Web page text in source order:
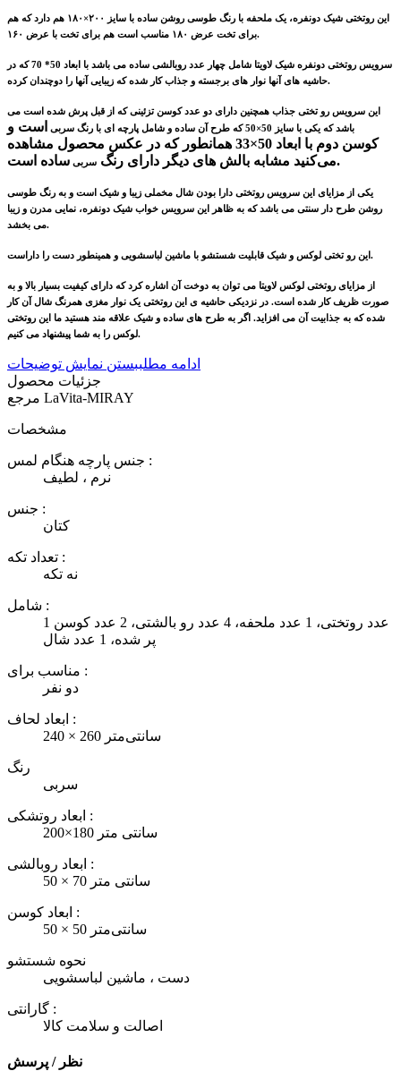
این روتختی شیک دونفره، یک ملحفه با رنگ طوسی روشن
ساده با سایز ۲۰۰×۱۸۰ هم دارد که هم
برای تخت عرض ۱۸۰ مناسب است هم برای تخت با عرض ۱۶۰.
سرویس روتختی دونفره شیک لاویتا شامل چهار عدد روبالشی ساده می باشد با ابعاد 50* 70 که در
حاشیه های آنها نوار های برجسته و جذاب کار شده که زیبایی آنها را دوچندان کرده.
این سرویس رو تختی جذاب همچنین دارای دو عدد کوسن تزئینی که از قبل پرش شده است می
باشد که یکی با سایز 50×50 که طرح آن ساده و شامل پارچه ای با رنگ
سربی است و
کوسن دوم با ابعاد 50×33 همانطور که در عکس محصول مشاهده
می‌کنید مشابه بالش های دیگر دارای رنگ سربی ساده است.
یکی از مزایای این سرویس روتختی دارا بودن شال مخملی زیبا و شیک است و به رنگ طوسی
روشن طرح دار سنتی می باشد که به ظاهر این سرویس خواب شیک دونفره، نمایی مدرن و زیبا
می بخشد.
این رو تختی لوکس و شیک قابلیت شستشو با ماشین لباسشویی و همینطور دست را داراست.
از مزایای روتختی لوکس لاویتا می توان به دوخت آن اشاره کرد که دارای کیفیت بسیار بالا و به
صورت ظریف کار شده است. در نزدیکی حاشیه ی این روتختی یک نوار مغزی همرنگ شال آن کار
شده که به جذابیت آن می افزاید. اگر به طرح های ساده و شیک علاقه مند هستید ما این روتختی
لوکس را به شما پیشنهاد می کنیم.
ادامه مطلببستن نمایش توضیحات
جزئیات محصول
LaVita-MIRAY
مشخصات
جنس پارچه هنگام لمس :
نرم ، لطیف
جنس :
کتان
تعداد تکه :
نه تکه
شامل :
1 عدد روتختی، 1 عدد ملحفه، 4 عدد رو بالشتی، 2 عدد کوسن
پر شده، 1 عدد شال
مناسب برای :
دو نفر
ابعاد لحاف :
240 × 260 سانتی‌متر
رنگ
سربی
ابعاد روتشکی :
200×180 سانتی متر
ابعاد روبالشی :
50 × 70 سانتی متر
ابعاد کوسن :
50 × 50 سانتی‌متر
نحوه شستشو
دست ، ماشین لباسشویی
گارانتی :
اصالت و سلامت کالا
نظر / پرسش